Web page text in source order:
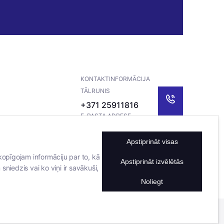
KONTAKTINFORMĀCIJA
TĀLRUNIS
+371 25911816
E-PASTA ADRESE
info@bertasnams.lv
informāciju par to, kā
vai ko viņi ir savākuši,
Apstiprināt visas
Apstiprināt izvēlētās
Noliegt